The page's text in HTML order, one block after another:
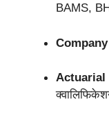
BAMS,
Actuarial